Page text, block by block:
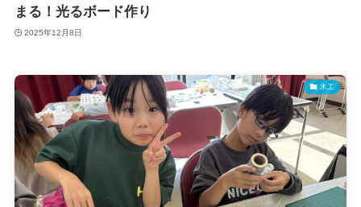
まる！光るボード作り
2025年12月8日
木工